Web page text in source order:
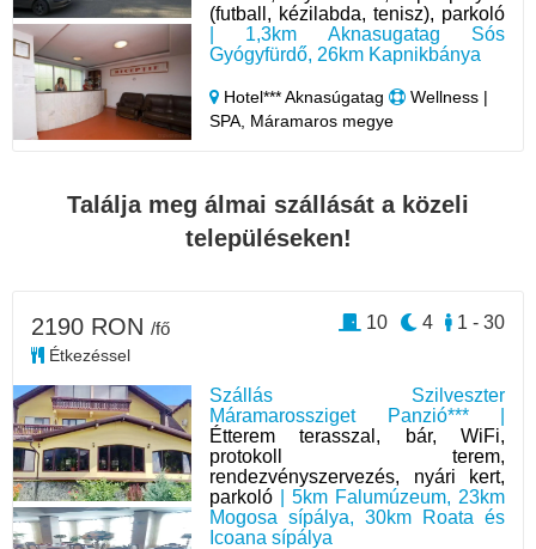
(futball, kézilabda, tenisz), parkoló
| 1,3km Aknasugatag Sós
Gyógyfürdő, 26km Kapnikbánya
Hotel*** Aknasúgatag
Wellness |
SPA, Máramaros megye
Találja meg álmai szállását a közeli
településeken!
Szállás Szilveszter
Máramarossziget Panzió*** |
Étterem terasszal, bár, WiFi,
protokoll terem,
rendezvényszervezés, nyári kert,
parkoló | 5km Falumúzeum, 23km
Mogosa sípálya, 30km Roata és
Icoana sípálya
2190 RON /fő
Étkezéssel
1 - 30
4
10